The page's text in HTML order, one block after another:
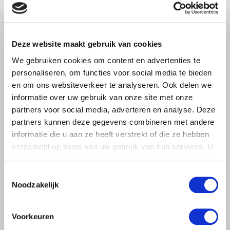
Deze website maakt gebruik van cookies
We gebruiken cookies om content en advertenties te
personaliseren, om functies voor social media te bieden
en om ons websiteverkeer te analyseren. Ook delen we
informatie over uw gebruik van onze site met onze
partners voor social media, adverteren en analyse. Deze
partners kunnen deze gegevens combineren met andere
informatie die u aan ze heeft verstrekt of die ze hebben
verzameld op basis van uw gebruik van hun services. U
Noodzakelijk
Voorkeuren
pluimveehouders
leden op om op vrijdagochtend 14 augustus massaal naar
het voorplein van het provinciehuis in Den Bosch te
komen…